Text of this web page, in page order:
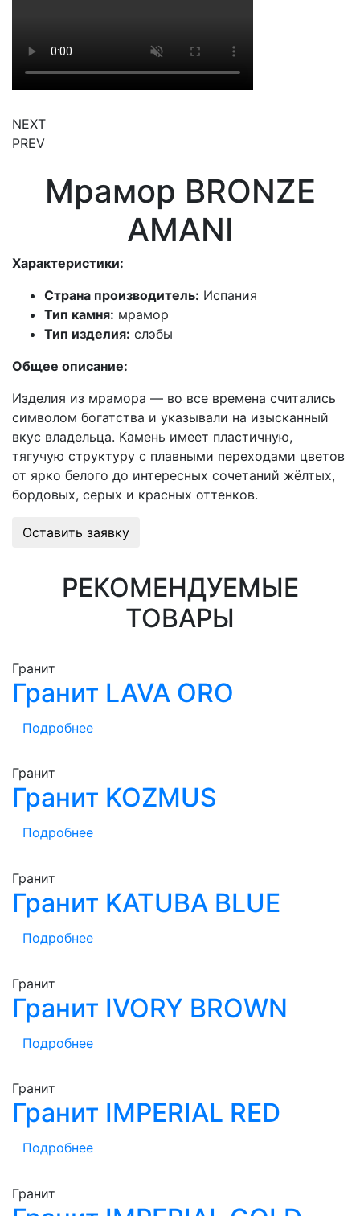
NEXT
PREV
Мрамор BRONZE
AMANI
Характеристики:
Страна производитель: Испания
Тип камня: мрамор
Тип изделия: слэбы
Общее описание:
Изделия из мрамора — во все времена считались
символом богатства и указывали на изысканный
вкус владельца. Камень имеет пластичную,
тягучую структуру с плавными переходами цветов
от ярко белого до интересных сочетаний жёлтых,
бордовых, серых и красных оттенков.
Оставить заявку
РЕКОМЕНДУЕМЫЕ
ТОВАРЫ
Гранит
Гранит LAVA ORO
Подробнее
Гранит
Гранит KOZMUS
Подробнее
Гранит
Гранит KATUBA BLUE
Подробнее
Гранит
Гранит IVORY BROWN
Подробнее
Гранит
Гранит IMPERIAL RED
Подробнее
Гранит